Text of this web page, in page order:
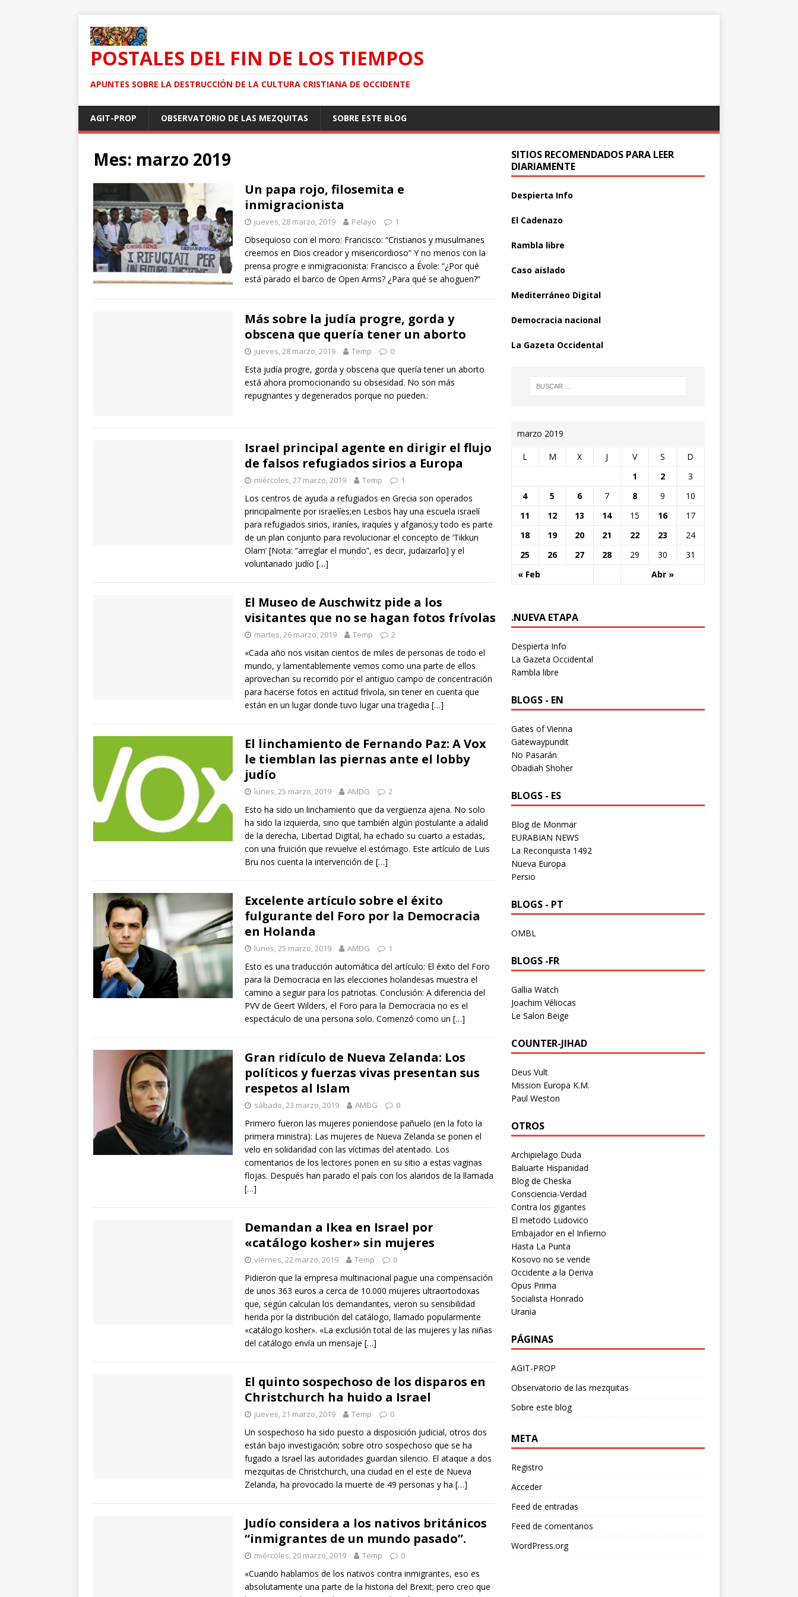
POSTALES DEL FIN DE LOS TIEMPOS
APUNTES SOBRE LA DESTRUCCIÓN DE LA CULTURA CRISTIANA DE OCCIDENTE
AGIT-PROP OBSERVATORIO DE LAS MEZQUITAS SOBRE ESTE BLOG
Mes: marzo 2019
Un papa rojo, filosemita e
inmigracionista
jueves, 28 marzo, 2019 Pelayo 1
Obsequioso con el moro: Francisco: “Cristianos y musulmanes
creemos en Dios creador y misericordioso” Y no menos con la
prensa progre e inmigracionista: Francisco a Évole: “¿Por qué
está parado el barco de Open Arms? ¿Para qué se ahoguen?”
Más sobre la judía progre, gorda y
obscena que quería tener un aborto
jueves, 28 marzo, 2019 Temp 0
Esta judía progre, gorda y obscena que quería tener un aborto
está ahora promocionando su obsesidad. No son más
repugnantes y degenerados porque no pueden.:
Israel principal agente en dirigir el flujo
de falsos refugiados sirios a Europa
miércoles, 27 marzo, 2019 Temp 1
Los centros de ayuda a refugiados en Grecia son operados
principalmente por israelíes;en Lesbos hay una escuela israelí
para refugiados sirios, iraníes, iraquíes y afganos;y todo es parte
de un plan conjunto para revolucionar el concepto de ‘Tikkun
Olam’ [Nota: “arreglar el mundo”, es decir, judaizarlo] y el
voluntariado judío […]
El Museo de Auschwitz pide a los
visitantes que no se hagan fotos frívolas
martes, 26 marzo, 2019 Temp 2
«Cada año nos visitan cientos de miles de personas de todo el
mundo, y lamentablemente vemos como una parte de ellos
aprovechan su recorrido por el antiguo campo de concentración
para hacerse fotos en actitud frívola, sin tener en cuenta que
están en un lugar donde tuvo lugar una tragedia […]
El linchamiento de Fernando Paz: A Vox
le tiemblan las piernas ante el lobby
judío
lunes, 25 marzo, 2019 AMDG 2
Esto ha sido un linchamiento que da vergüenza ajena. No solo
ha sido la izquierda, sino que también algún postulante a adalid
de la derecha, Libertad Digital, ha echado su cuarto a estadas,
con una fruición que revuelve el estómago. Este artículo de Luis
Bru nos cuenta la intervención de […]
Excelente artículo sobre el éxito
fulgurante del Foro por la Democracia
en Holanda
lunes, 25 marzo, 2019 AMDG 1
Esto es una traducción automática del artículo: El éxito del Foro
para la Democracia en las elecciones holandesas muestra el
camino a seguir para los patriotas. Conclusión: A diferencia del
PVV de Geert Wilders, el Foro para la Democracia no es el
espectáculo de una persona solo. Comenzó como un […]
Gran ridículo de Nueva Zelanda: Los
políticos y fuerzas vivas presentan sus
respetos al Islam
sábado, 23 marzo, 2019 AMDG 0
Primero fueron las mujeres poniendose pañuelo (en la foto la
primera ministra): Las mujeres de Nueva Zelanda se ponen el
velo en solidaridad con las víctimas del atentado. Los
comentarios de los lectores ponen en su sitio a estas vaginas
flojas. Después han parado el país con los alaridos de la llamada
[…]
Demandan a Ikea en Israel por
«catálogo kosher» sin mujeres
viernes, 22 marzo, 2019 Temp 0
Pidieron que la empresa multinacional pague una compensación
de unos 363 euros a cerca de 10.000 mujeres ultraortodoxas
que, según calculan los demandantes, vieron su sensibilidad
herida por la distribución del catálogo, llamado popularmente
«catálogo kosher». «La exclusión total de las mujeres y las niñas
del catálogo envía un mensaje […]
El quinto sospechoso de los disparos en
Christchurch ha huido a Israel
jueves, 21 marzo, 2019 Temp 0
Un sospechoso ha sido puesto a disposición judicial, otros dos
están bajo investigación; sobre otro sospechoso que se ha
fugado a Israel las autoridades guardan silencio. El ataque a dos
mezquitas de Christchurch, una ciudad en el este de Nueva
Zelanda, ha provocado la muerte de 49 personas y ha […]
Judío considera a los nativos británicos
“inmigrantes de un mundo pasado”.
miércoles, 20 marzo, 2019 Temp 0
«Cuando hablamos de los nativos contra inmigrantes, eso es
absolutamente una parte de la historia del Brexit; pero creo que
SITIOS RECOMENDADOS PARA LEER
DIARIAMENTE
Despierta Info
El Cadenazo
Rambla libre
Caso aislado
Mediterráneo Digital
Democracia nacional
La Gazeta Occidental
marzo 2019
L M X J V S D
« Feb Abr »
1 2
3
4
5 6 7 8 9
10
11
12 13 14 15 16
17
18
19 20 21 22 23
24
25
26 27 28 29 30 31
.NUEVA ETAPA
Despierta Info
La Gazeta Occidental
Rambla libre
BLOGS - EN
Gates of Vienna
Gatewaypundit
No Pasarán
Obadiah Shoher
BLOGS - ES
Blog de Monmar
EURABIAN NEWS
La Reconquista 1492
Nueva Europa
Persio
BLOGS - PT
OMBL
BLOGS -FR
Gallia Watch
Joachim Véliocas
Le Salon Beige
COUNTER-JIHAD
Deus Vult
Mission Europa K.M.
Paul Weston
OTROS
Archipielago Duda
Baluarte Hispanidad
Blog de Cheska
Consciencia-Verdad
Contra los gigantes
El metodo Ludovico
Embajador en el Infierno
Hasta La Punta
Kosovo no se vende
Occidente a la Deriva
Opus Prima
Socialista Honrado
Urania
PÁGINAS
AGIT-PROP
Observatorio de las mezquitas
Sobre este blog
META
Registro
Acceder
Feed de entradas
Feed de comentarios
WordPress.org